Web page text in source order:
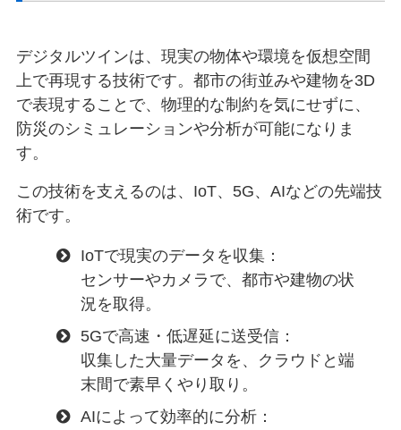
デジタルツインは、現実の物体や環境を仮想空間
上で再現する技術です。都市の街並みや建物を3D
で表現することで、物理的な制約を気にせずに、
防災のシミュレーションや分析が可能になりま
す。
この技術を支えるのは、IoT、5G、AIなどの先端技
術です。
IoTで現実のデータを収集：
センサーやカメラで、都市や建物の状
況を取得。
5Gで高速・低遅延に送受信：
収集した大量データを、クラウドと端
末間で素早くやり取り。
AIによって効率的に分析：